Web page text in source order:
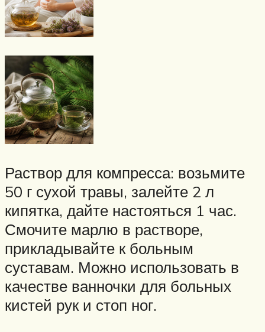
Раствор для компресса: возьмите
50 г сухой травы, залейте 2 л
кипятка, дайте настояться 1 час.
Смочите марлю в растворе,
прикладывайте к больным
суставам. Можно использовать в
качестве ванночки для больных
кистей рук и стоп ног.